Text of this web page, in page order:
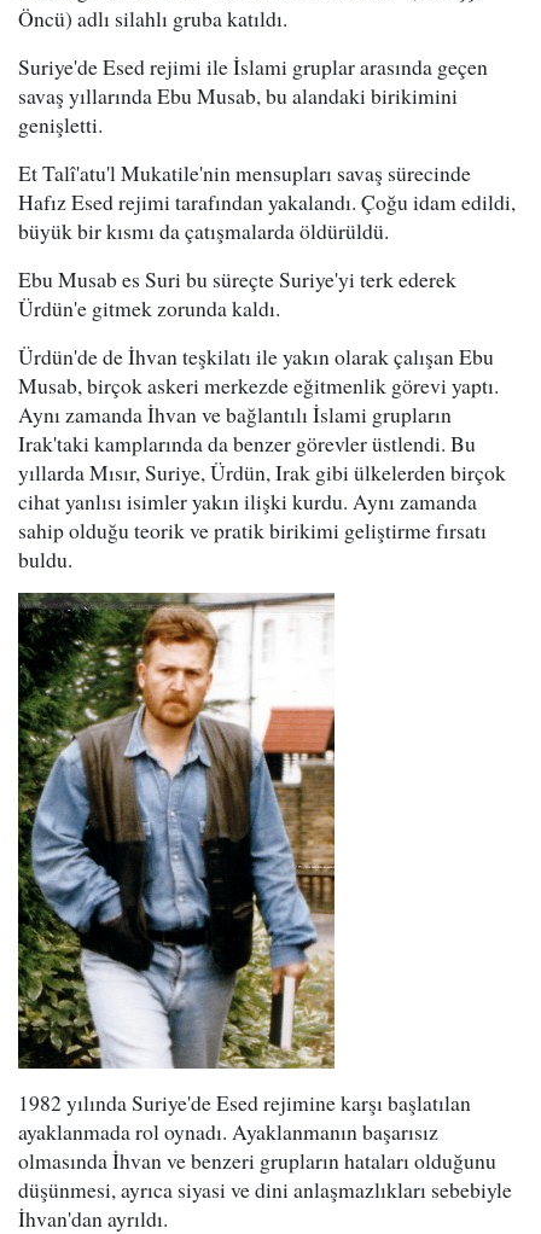
Öncü) adlı silahlı gruba katıldı.
Suriye'de Esed rejimi ile İslami gruplar arasında geçen
savaş yıllarında Ebu Musab, bu alandaki birikimini
genişletti.
Et Talî'atu'l Mukatile'nin mensupları savaş sürecinde
Hafız Esed rejimi tarafından yakalandı. Çoğu idam edildi,
büyük bir kısmı da çatışmalarda öldürüldü.
Ebu Musab es Suri bu süreçte Suriye'yi terk ederek
Ürdün'e gitmek zorunda kaldı.
Ürdün'de de İhvan teşkilatı ile yakın olarak çalışan Ebu
Musab, birçok askeri merkezde eğitmenlik görevi yaptı.
Aynı zamanda İhvan ve bağlantılı İslami grupların
Irak'taki kamplarında da benzer görevler üstlendi. Bu
yıllarda Mısır, Suriye, Ürdün, Irak gibi ülkelerden birçok
cihat yanlısı isimler yakın ilişki kurdu. Aynı zamanda
sahip olduğu teorik ve pratik birikimi geliştirme fırsatı
buldu.
1982 yılında Suriye'de Esed rejimine karşı başlatılan
ayaklanmada rol oynadı. Ayaklanmanın başarısız
olmasında İhvan ve benzeri grupların hataları olduğunu
düşünmesi, ayrıca siyasi ve dini anlaşmazlıkları sebebiyle
İhvan'dan ayrıldı.